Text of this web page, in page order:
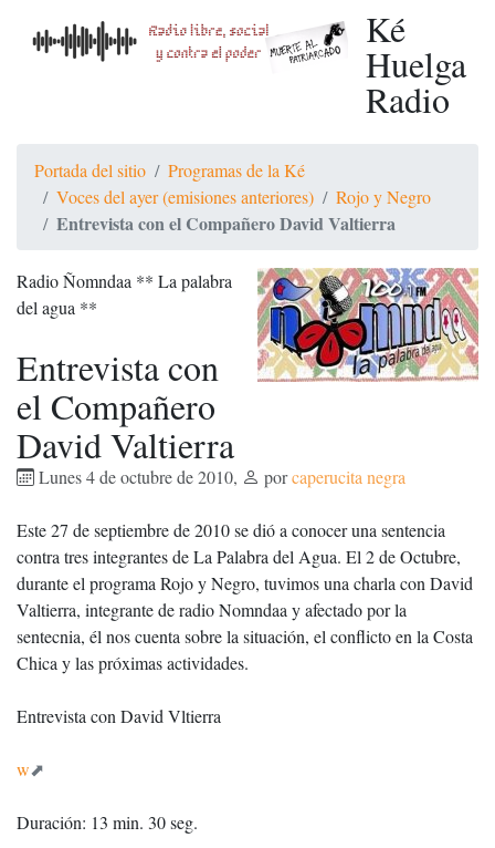
Ké
Huelga
Radio
Portada del sitio
Programas de la Ké
Voces del ayer (emisiones anteriores)
Rojo y Negro
Entrevista con el Compañero David Valtierra
Radio Ñomndaa ** La palabra
del agua **
Entrevista con
el Compañero
David Valtierra
Lunes 4 de octubre de 2010, porcaperucita negra
Este 27 de septiembre de 2010 se dió a conocer una sentencia
contra tres integrantes de La Palabra del Agua. El 2 de Octubre,
durante el programa Rojo y Negro, tuvimos una charla con David
Valtierra, integrante de radio Nomndaa y afectado por la
sentecnia, él nos cuenta sobre la situación, el conflicto en la Costa
Chica y las próximas actividades.
Entrevista con David Vltierra
w
Duración: 13 min. 30 seg.